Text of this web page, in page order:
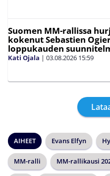
Suomen MM-rallissa
kokenut Sebastien
loppukauden
Kati Ojala | 03.08.2026 15:59
AIHEET Evans Elfyn
MM-ralli MM-rallikausi